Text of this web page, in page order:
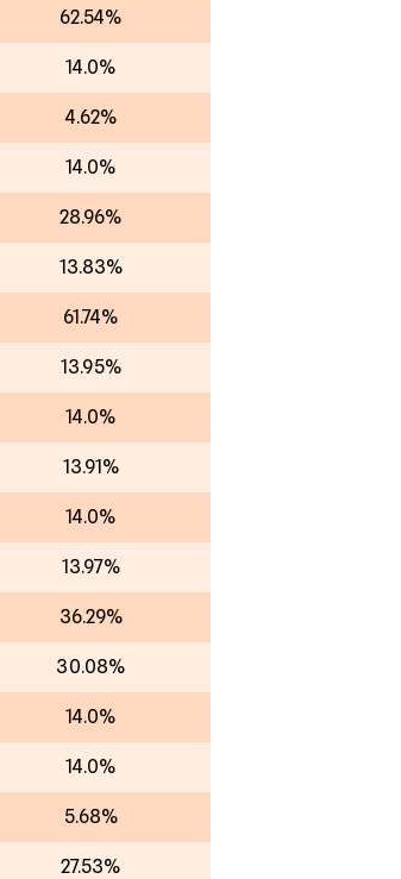
62.54%
14.0%
4.62%
14.0%
28.96%
13.83%
61.74%
13.95%
14.0%
13.91%
14.0%
13.97%
36.29%
30.08%
14.0%
14.0%
5.68%
27.53%